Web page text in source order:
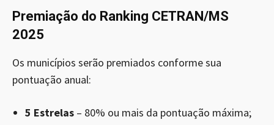
Premiação do Ranking CETRAN/MS
2025
Os municípios serão premiados conforme sua
pontuação anual:
5 Estrelas – 80% ou mais da pontuação máxima;